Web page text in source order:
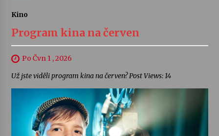
Kino
Program kina na červen
Po Čvn 1 , 2026
Už jste viděli program kina na červen? Post Views: 14